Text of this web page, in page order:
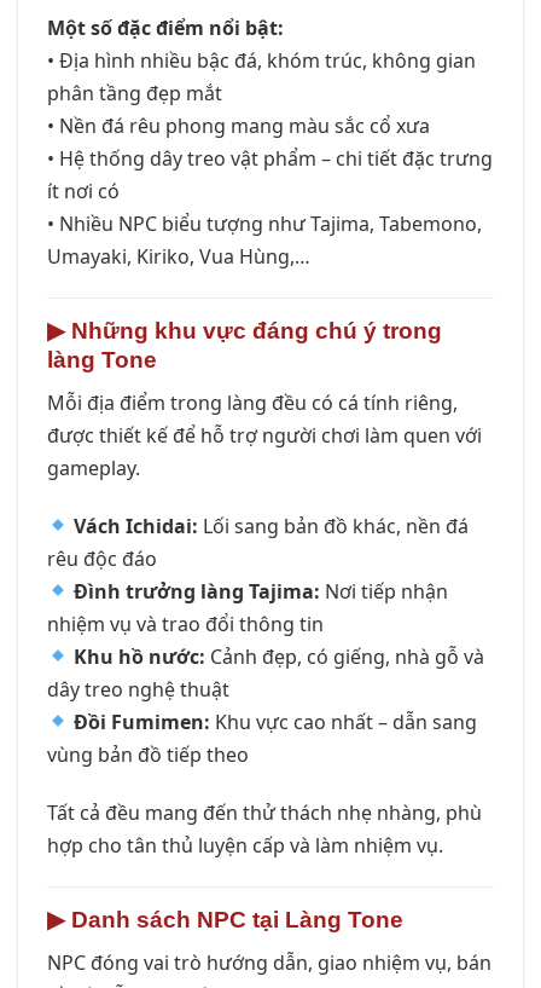
Một số đặc điểm nổi bật:
• Địa hình nhiều bậc đá, khóm trúc, không gian
phân tầng đẹp mắt
• Nền đá rêu phong mang màu sắc cổ xưa
• Hệ thống dây treo vật phẩm – chi tiết đặc trưng
ít nơi có
• Nhiều NPC biểu tượng như Tajima, Tabemono,
Umayaki, Kiriko, Vua Hùng,…
▶ Những khu vực đáng chú ý trong
làng Tone
Mỗi địa điểm trong làng đều có cá tính riêng,
được thiết kế để hỗ trợ người chơi làm quen với
gameplay.
Vách Ichidai: Lối sang bản đồ khác, nền đá
rêu độc đáo
Đình trưởng làng Tajima: Nơi tiếp nhận
nhiệm vụ và trao đổi thông tin
Khu hồ nước: Cảnh đẹp, có giếng, nhà gỗ và
dây treo nghệ thuật
Đồi Fumimen: Khu vực cao nhất – dẫn sang
vùng bản đồ tiếp theo
Tất cả đều mang đến thử thách nhẹ nhàng, phù
hợp cho tân thủ luyện cấp và làm nhiệm vụ.
▶ Danh sách NPC tại Làng Tone
NPC đóng vai trò hướng dẫn, giao nhiệm vụ, bán